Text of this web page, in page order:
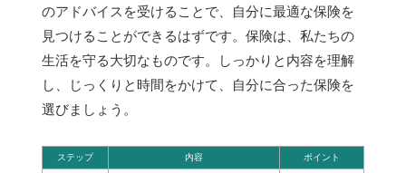
のアドバイスを受けることで、自分に最適な保険を
見つけることができるはずです。保険は、私たちの
生活を守る大切なものです。しっかりと内容を理解
し、じっくりと時間をかけて、自分に合った保険を
選びましょう。
ステップ 内容 ポイント